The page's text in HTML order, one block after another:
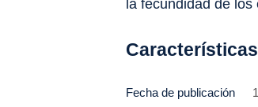
la fecundidad de
Características
Fecha de publicación